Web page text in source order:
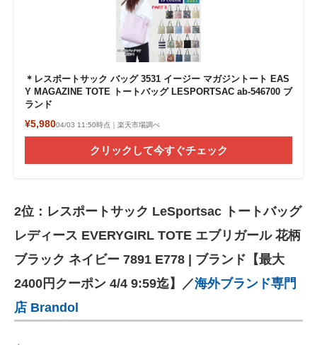
＊レスポートサック バッグ 3531 イージー マガジントート EAS
Y MAGAZINE TOTE トートバッグ LESPORTSAC ab-546700 ブ
ランド
¥5,98004/03 11:50時点｜楽天市場調べ
クリックして今すぐチェック
2位：レスポートサック LeSportsac トートバッグ
レディース EVERYGIRL TOTE エブリガール 花柄
ブラック ネイビー 7891 E778 | ブランド【最大
2400円クーポン 4/4 9:59迄】／海外ブランド専門
店 Brandol